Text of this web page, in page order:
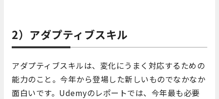
2）アダプティブスキル
アダプティブスキルは、変化にうまく対応するための
能力のこと。今年から登場した新しいものでなかなか
面白いです。Udemyのレポートでは、今年最も必要